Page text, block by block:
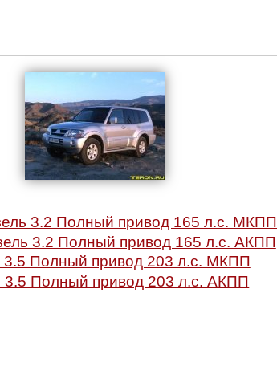
3.2 Полный привод 165 л.с. МКПП
3.2 Полный привод 165 л.с. АКПП
3.5 Полный привод 203 л.с. МКПП
3.5 Полный привод 203 л.с. АКПП